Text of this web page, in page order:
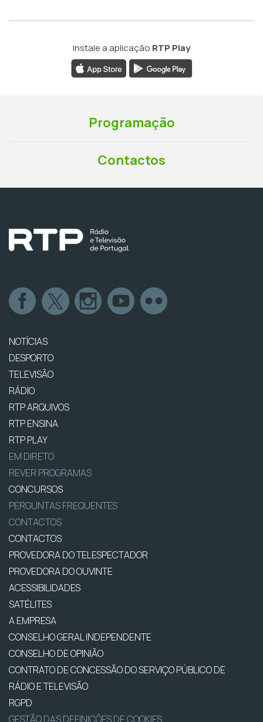
Instale a aplicação RTP Play
Programação
Contactos
NOTÍCIAS
DESPORTO
TELEVISÃO
RÁDIO
RTP ARQUIVOS
RTP ENSINA
RTP PLAY
EM DIRETO
REVER PROGRAMAS
CONCURSOS
PERGUNTAS FREQUENTES
CONTACTOS
CONTACTOS
PROVEDORA DO TELESPECTADOR
PROVEDORA DO OUVINTE
ACESSIBILIDADES
SATÉLITES
A EMPRESA
CONSELHO GERAL INDEPENDENTE
CONSELHO DE OPINIÃO
CONTRATO DE CONCESSÃO DO SERVIÇO PÚBLICO DE
RÁDIO E TELEVISÃO
RGPD
GESTÃO DAS DEFINIÇÕES DE COOKIES